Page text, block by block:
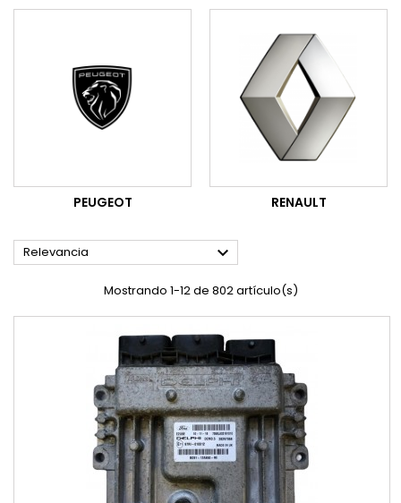
PEUGEOT RENAULT
Relevancia 
Mostrando 1-12 de 802 artículo(s)